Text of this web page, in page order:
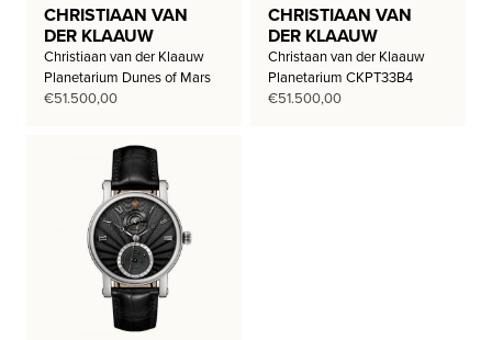
CHRISTIAAN VAN
DER KLAAUW
Christiaan van der Klaauw
Planetarium Dunes of Mars
€51.500,00
CHRISTIAAN VAN
DER KLAAUW
Christaan van der Klaauw
Planetarium CKPT33B4
€51.500,00